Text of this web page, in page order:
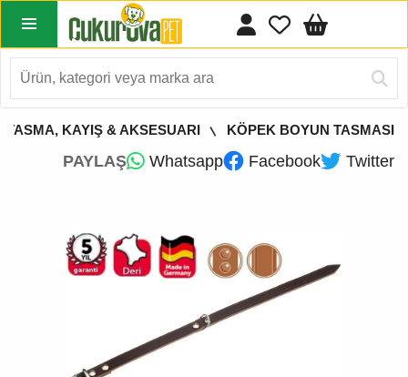
TASMA, KAYIŞ & AKSESUARI KÖPEK BOYUN TASMASI
PAYLAŞ Whatsapp Facebook Twitter